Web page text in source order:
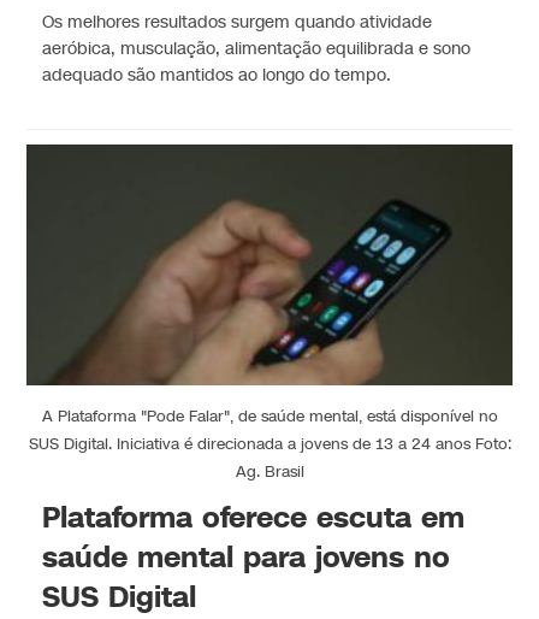
Os melhores resultados surgem quando atividade
aeróbica, musculação, alimentação equilibrada e sono
adequado são mantidos ao longo do tempo.
A Plataforma "Pode Falar", de saúde mental, está disponível no
SUS Digital. Iniciativa é direcionada a jovens de 13 a 24 anos Foto:
Ag. Brasil
Plataforma oferece escuta em
saúde mental para jovens no
SUS Digital